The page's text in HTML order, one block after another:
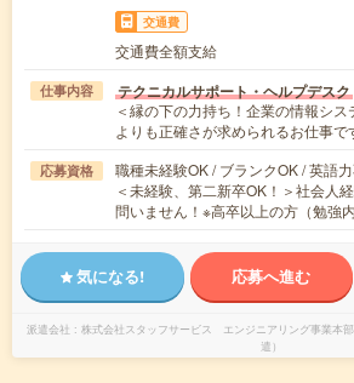
交通費
交通費全額支給
仕事内容 テクニカルサポート・ヘルプデスク
＜縁の下の力持ち！企業の情報シ
よりも正確さが求められるお仕事
応募資格
職種未経験OK / ブランクOK / 英語
＜未経験、第二新卒OK！＞社会人
問いません！※高卒以上の方（勉
気になる! 応募へ進む
派遣会社
株式会社スタッフサービス エンジニアリング事業本
遣）